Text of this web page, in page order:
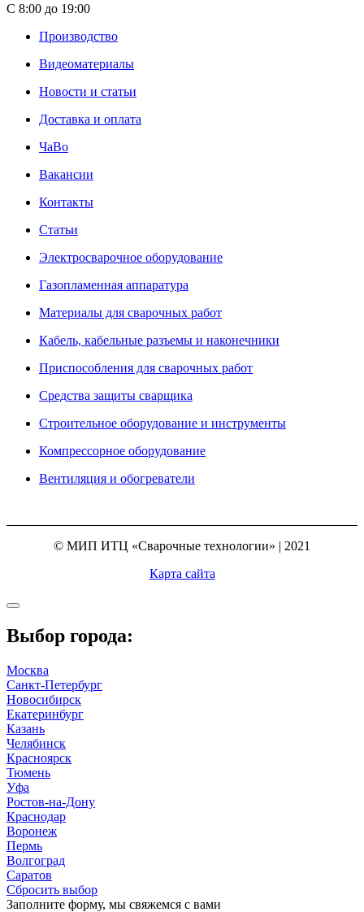
С 8:00 до 19:00
Производство
Видеоматериалы
Новости и статьи
Доставка и оплата
ЧаВо
Вакансии
Контакты
Статьи
Электросварочное оборудование
Газопламенная аппаратура
Материалы для сварочных работ
Кабель, кабельные разъемы и наконечники
Приспособления для сварочных работ
Средства защиты сварщика
Строительное оборудование и инструменты
Компрессорное оборудование
Вентиляция и обогреватели
© МИП ИТЦ «Сварочные технологии» | 2021
Карта сайта
Выбор города:
Москва
Санкт-Петербург
Новосибирск
Екатеринбург
Казань
Челябинск
Красноярск
Тюмень
Уфа
Ростов-на-Дону
Краснодар
Воронеж
Пермь
Волгоград
Саратов
Сбросить выбор
Заполните форму, мы свяжемся с вами